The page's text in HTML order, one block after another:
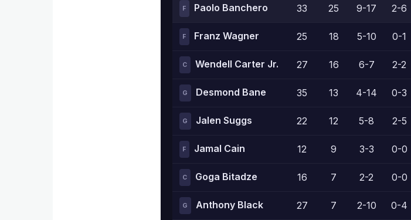
F Paolo Banchero 33 25 9-17 2-6
F Franz Wagner 25 18 5-10 0-1
C Wendell Carter Jr. 27 16 6-7 2-2
G Desmond Bane 35 13 4-14 0-3
G Jalen Suggs 22 12 5-8 2-5
F Jamal Cain 12 9 3-3 0-0
C Goga Bitadze 16 7 2-2 0-0
G Anthony Black 27 7 2-10 0-4